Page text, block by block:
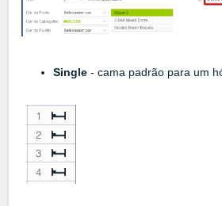
Single - cama padrão para um